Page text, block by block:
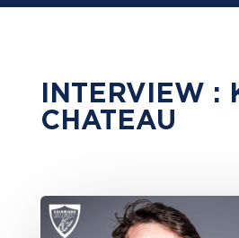
INTERVIEW :
CHATEAU